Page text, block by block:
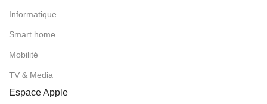
Informatique
Smart home
Mobilité
TV & Media
Espace Apple